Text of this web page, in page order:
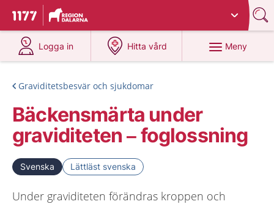
Till startsidan för 1177
Du har valt region
Logga in
på 1177.se
Hitta vård
på 1177.se
Meny
Graviditetsbesvär och sjukdomar
Bäckensmärta under
graviditeten – foglossning
Svenska Lättläst svenska
Under graviditeten förändras kroppen och